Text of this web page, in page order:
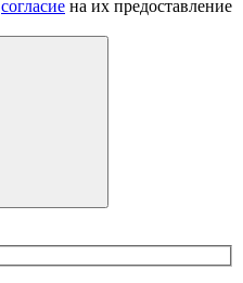
согласие на их предоставление